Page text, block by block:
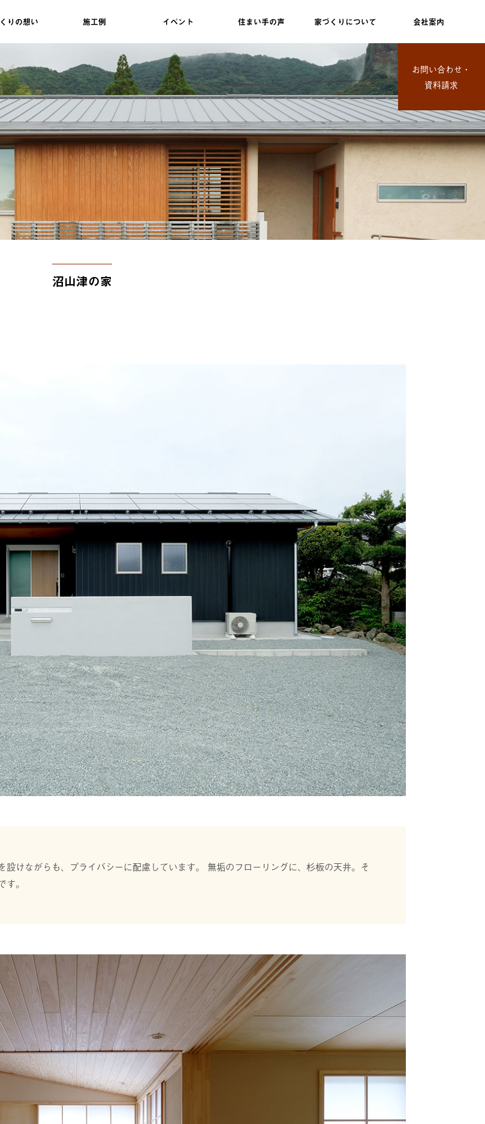
会社案内
家づくりについて
住まい手の声
イベント
施工例
りの想い
お問い合わせ・
資料請求
沼山津の家
けながらも、プライバシーに配慮しています。 無垢のフローリングに、杉板の天井。そ
。